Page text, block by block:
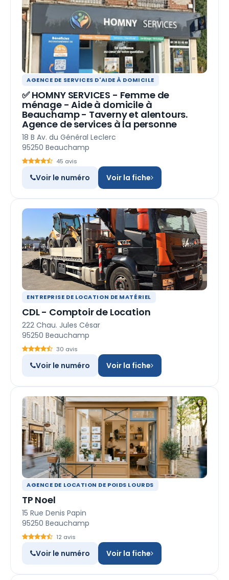
AGENCE DE SERVICES D'AIDE À DOMICILE
✅ HOMNY SERVICES - Femme de
ménage - Aide à domicile à
Beauchamp - Taverny et alentours.
Agence de services à la personne
18 B Av. du Général Leclerc
95250 Beauchamp
45 avis
Voir le numéro Voir la fiche
ENTREPRISE DE LOCATION DE MATÉRIEL
CDL - Comptoir de Location
222 Chau. Jules César
95250 Beauchamp
30 avis
Voir le numéro Voir la fiche
AGENCE DE LOCATION DE POIDS LOURDS
TP Noel
15 Rue Denis Papin
95250 Beauchamp
12 avis
Voir le numéro Voir la fiche